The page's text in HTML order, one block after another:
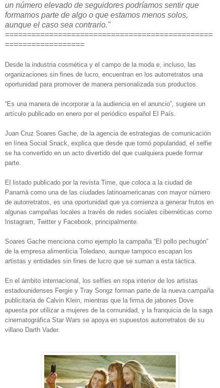
un número elevado de seguidores podríamos sentir que
formamos parte de algo o que estamos menos solos,
aunque el caso sea contrario."
===============================================
==================
Desde la industria cosmética y el campo de la moda e, incluso, las
organizaciones sin fines de lucro, encuentran en los autorretratos una
oportunidad para promover de manera personalizada sus productos.
“Es una manera de incorporar a la audiencia en el anuncio”, sugiere un
artículo publicado en enero por el periódico español El País.
Juan Cruz Soares Gache, de la agencia de estrategias de comunicación
en línea Social Snack, explica que desde que tomó popularidad, el selfie
se ha convertido en un acto divertido del que cualquiera puede formar
parte.
El listado publicado por la revista Time, que coloca a la ciudad de
Panamá como una de las ciudades latinoamericanas con mayor número
de autorretratos, es una oportunidad que ya comienza a generar frutos en
algunas campañas locales a través de redes sociales cibernéticas como
Instagram, Twitter y Facebook, principalmente.
Soares Gache menciona como ejemplo la campaña “El pollo pechugón”
de la empresa alimenticia Toledano, aunque tampoco escapan los
artistas y entidades sin fines de lucro que se suman a esta táctica.
En el ámbito internacional, los selfies en ropa interior de los artistas
estadounidenses Fergie y Tray Songz forman parte de la nueva campaña
publicitaria de Calvin Klein, mientras que la firma de jabones Dove
apuesta por utilizar a mujeres de la comunidad, y la franquicia de la saga
cinematográfica Star Wars se apoya en supuestos autorretratos de su
villano Darth Vader.